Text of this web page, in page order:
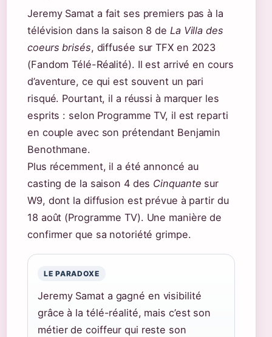
Jeremy Samat a fait ses premiers pas à la
télévision dans la saison 8 de La Villa des
coeurs brisés, diffusée sur TFX en 2023
(Fandom Télé-Réalité). Il est arrivé en cours
d’aventure, ce qui est souvent un pari
risqué. Pourtant, il a réussi à marquer les
esprits : selon Programme TV, il est reparti
en couple avec son prétendant Benjamin
Benothmane.
Plus récemment, il a été annoncé au
casting de la saison 4 des Cinquante sur
W9, dont la diffusion est prévue à partir du
18 août (Programme TV). Une manière de
confirmer que sa notoriété grimpe.
LE PARADOXE
Jeremy Samat a gagné en visibilité
grâce à la télé-réalité, mais c’est son
métier de coiffeur qui reste son